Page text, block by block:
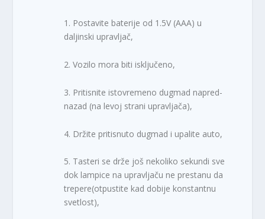
1. Postavite baterije od 1.5V (AAA) u
daljinski upravljač,
2. Vozilo mora biti isključeno,
3. Pritisnite istovremeno dugmad napred-
nazad (na levoj strani upravljača),
4. Držite pritisnuto dugmad i upalite auto,
5. Tasteri se drže još nekoliko sekundi sve
dok lampice na upravljaču ne prestanu da
trepere(otpustite kad dobije konstantnu
svetlost),